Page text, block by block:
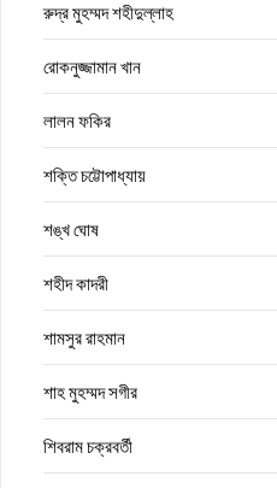
রুদ্র মুহম্মদ শহীদুল্লাহ
রোকনুজ্জামান খান
লালন ফকির
শক্তি চট্টোপাধ্যায়
শঙ্খ ঘোষ
শহীদ কাদরী
শামসুর রাহমান
শাহ মুহম্মদ সগীর
শিবরাম চক্রবর্তী